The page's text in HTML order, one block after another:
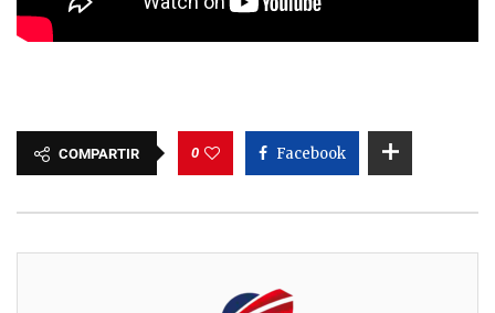
COMPARTIR 0 Facebook